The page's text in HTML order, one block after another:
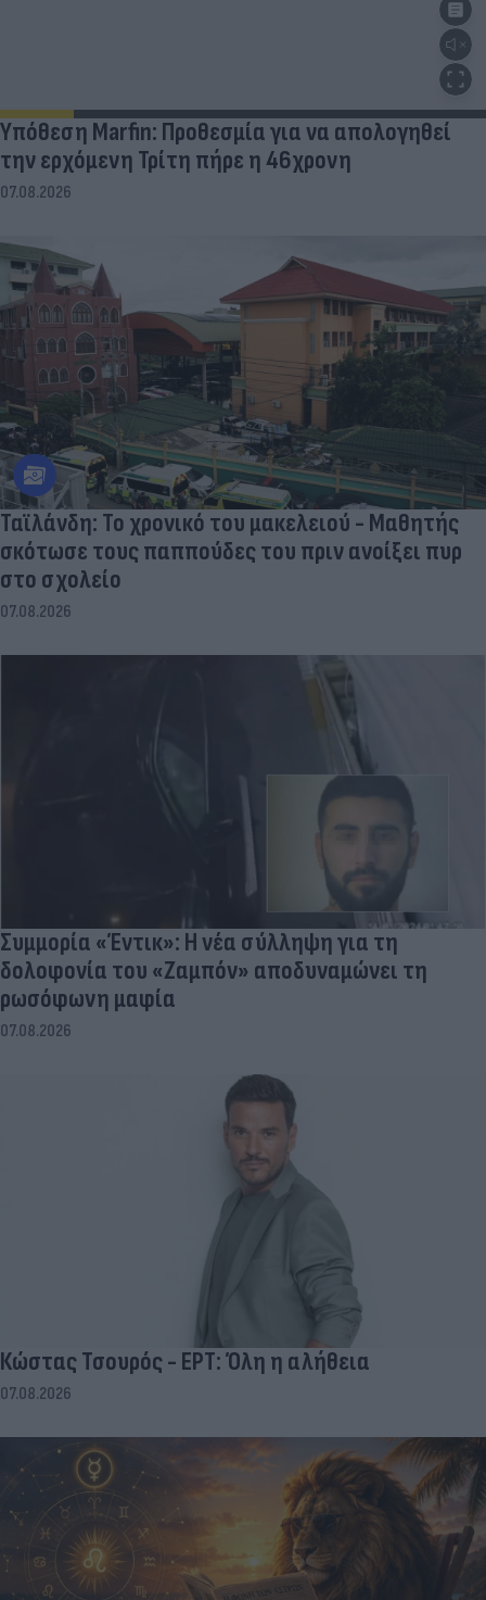
Υπόθεση Marfin: Προθεσμία για να απολογηθεί
την ερχόμενη Τρίτη πήρε η 46χρονη
07.08.2026
Ταϊλάνδη: Το χρονικό του μακελειού - Μαθητής
σκότωσε τους παππούδες του πριν ανοίξει πυρ
στο σχολείο
07.08.2026
Συμμορία «Έντικ»: Η νέα σύλληψη για τη
δολοφονία του «Ζαμπόν» αποδυναμώνει τη
ρωσόφωνη μαφία
07.08.2026
Κώστας Τσουρός - ΕΡΤ: Όλη η αλήθεια
07.08.2026